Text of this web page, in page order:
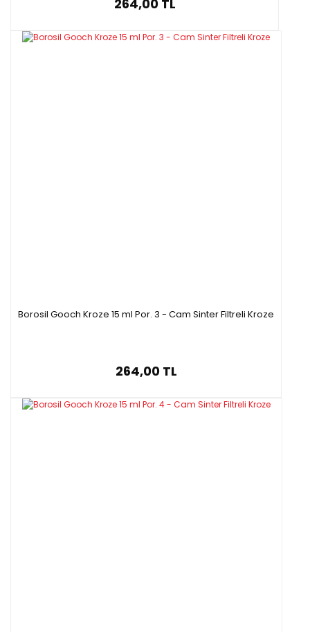
264,00 TL
Borosil Gooch Kroze 15 ml Por. 3 - Cam Sinter Filtreli Kroze
264,00 TL